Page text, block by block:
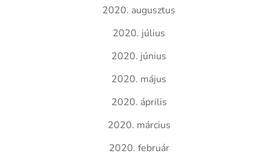
2020. augusztus
2020. július
2020. június
2020. május
2020. április
2020. március
2020. február